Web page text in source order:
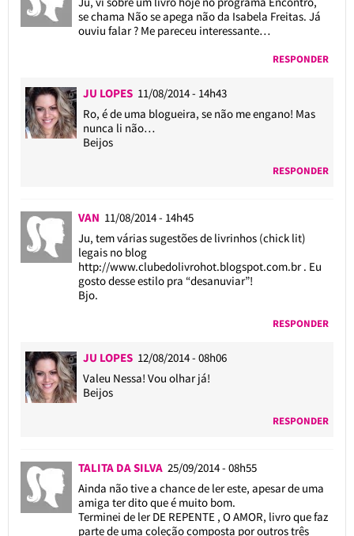
se chama Não se apega não da Isabela Freitas. Já
ouviu falar ? Me pareceu interessante…
RESPONDER
JU LOPES 11/08/2014 - 14h43
Ro, é de uma blogueira, se não me engano! Mas
nunca li não…
Beijos
RESPONDER
VAN 11/08/2014 - 14h45
Ju, tem várias sugestões de livrinhos (chick lit)
legais no blog
http://www.clubedolivrohot.blogspot.com.br. Eu
gosto desse estilo pra “desanuviar”!
Bjo.
RESPONDER
JU LOPES 12/08/2014 - 08h06
Valeu Nessa! Vou olhar já!
Beijos
RESPONDER
TALITA DA SILVA 25/09/2014 - 08h55
Ainda não tive a chance de ler este, apesar de uma
amiga ter dito que é muito bom.
Terminei de ler DE REPENTE , O AMOR, livro que faz
parte de uma coleção composta por outros três